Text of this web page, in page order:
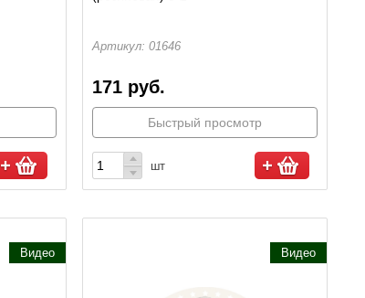
Артикул: 01646
171 руб.
Быстрый просмотр
шт
Видео
Видео